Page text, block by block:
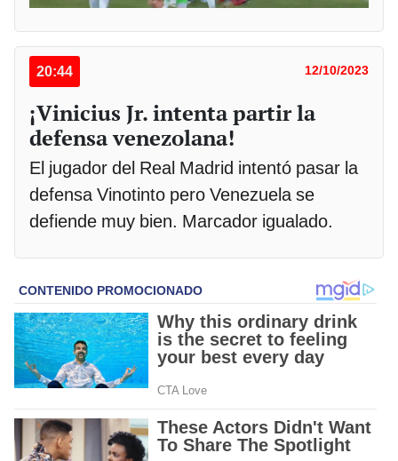
20:44 12/10/2023
¡Vinicius Jr. intenta partir la
defensa venezolana!
El jugador del Real Madrid intentó pasar la
defensa Vinotinto pero Venezuela se
defiende muy bien. Marcador igualado.